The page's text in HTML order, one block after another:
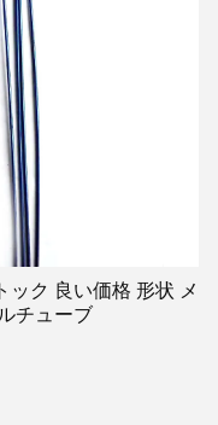
ック 良い価格 形状 メ
チューブ